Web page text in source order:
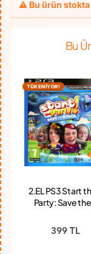
Bu
TÜKENİYOR!
2.EL PS3 Start
Party: Save the
399 TL